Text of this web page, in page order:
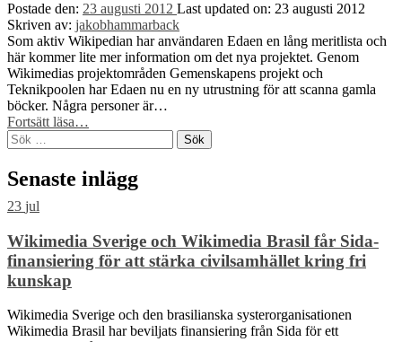
Postade den: 23 augusti 2012 Last updated on: 23 augusti 2012
Skriven av: jakobhammarback
Som aktiv Wikipedian har användaren Edaen en lång meritlista och
här kommer lite mer information om det nya projektet. Genom
Wikimedias projektområden Gemenskapens projekt och
Teknikpoolen har Edaen nu en ny utrustning för att scanna gamla
böcker. Några personer är…
Fortsätt läsa
inscanningsprojekt”
…
Sök
efter:
Senaste inlägg
23 jul
Wikimedia Sverige och Wikimedia Brasil får Sida-
finansiering för att stärka civilsamhället kring fri
kunskap
Wikimedia Sverige och den brasilianska systerorganisationen
Wikimedia Brasil har beviljats finansiering från Sida för ett